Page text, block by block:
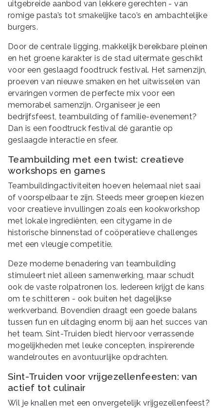
uitgebreide aanbod van lekkere gerechten - van
romige pasta’s tot smakelijke taco’s en ambachtelijke
burgers.
Door de centrale ligging, makkelijk bereikbare pleinen
en het groene karakter is de stad uitermate geschikt
voor een geslaagd foodtruck festival. Het samenzijn,
proeven van nieuwe smaken en het uitwisselen van
ervaringen vormen de perfecte mix voor een
memorabel samenzijn. Organiseer je een
bedrijfsfeest, teambuilding of familie-evenement?
Dan is een foodtruck festival dé garantie op
geslaagde interactie en sfeer.
Teambuilding met een twist: creatieve
workshops en games
Teambuildingactiviteiten hoeven helemaal niet saai
of voorspelbaar te zijn. Steeds meer groepen kiezen
voor creatieve invullingen zoals een kookworkshop
met lokale ingrediënten, een citygame in de
historische binnenstad of coöperatieve challenges
met een vleugje competitie.
Deze moderne benadering van teambuilding
stimuleert niet alleen samenwerking, maar schudt
ook de vaste rolpatronen los. Iedereen krijgt de kans
om te schitteren - ook buiten het dagelijkse
werkverband. Bovendien draagt een goede balans
tussen fun en uitdaging enorm bij aan het succes van
het team. Sint-Truiden biedt hiervoor verrassende
mogelijkheden met leuke concepten, inspirerende
wandelroutes en avontuurlijke opdrachten.
Sint-Truiden voor vrijgezellenfeesten: van
actief tot culinair
Wil je knallen met een onvergetelijk vrijgezellenfeest?